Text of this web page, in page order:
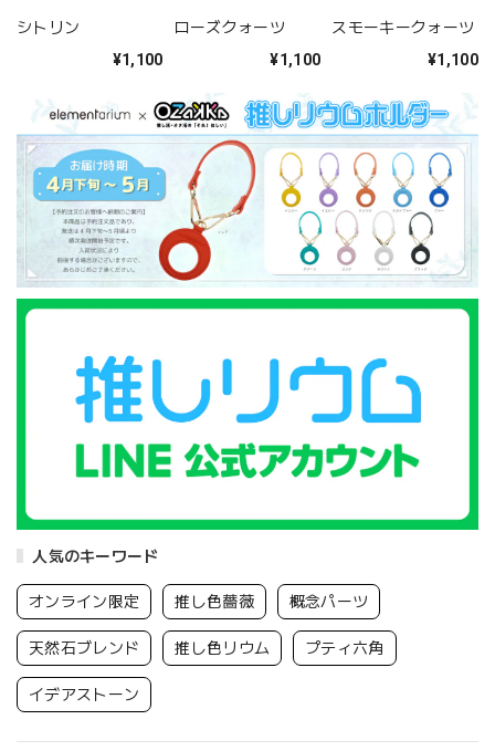
人気のキーワード
オンライン限定 推し色薔薇 概念パーツ
天然石ブレンド 推し色リウム プティ六角
イデアストーン
シトリン
¥1,100
ローズクォーツ
¥1,100
スモーキークォーツ
¥1,100